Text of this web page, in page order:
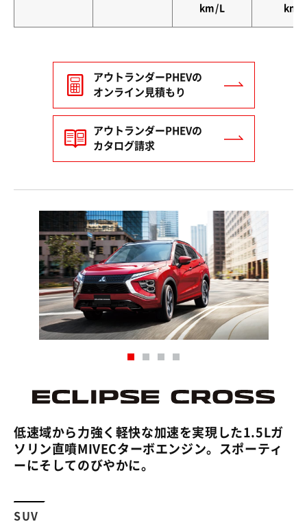
km/L km
アウトランダーPHEVの
オンライン見積もり
アウトランダーPHEVの
カタログ請求
低速域から力強く軽快な加速を実現した1.5Lガ
ソリン直噴MIVECターボエンジン。スポーティ
ーにそしてのびやかに。
SUV